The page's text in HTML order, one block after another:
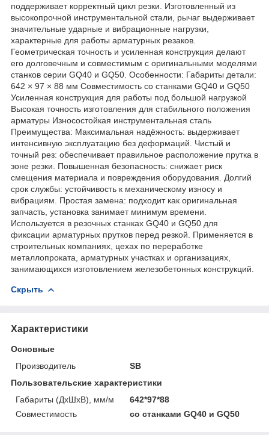
поддерживает корректный цикл резки. Изготовленный из
высокопрочной инструментальной стали, рычаг выдерживает
значительные ударные и вибрационные нагрузки,
характерные для работы арматурных резаков.
Геометрическая точность и усиленная конструкция делают
его долговечным и совместимым с оригинальными моделями
станков серии GQ40 и GQ50. Особенности: Габариты детали:
642 × 97 × 88 мм Совместимость со станками GQ40 и GQ50
Усиленная конструкция для работы под большой нагрузкой
Высокая точность изготовления для стабильного положения
арматуры Износостойкая инструментальная сталь
Преимущества: Максимальная надёжность: выдерживает
интенсивную эксплуатацию без деформаций. Чистый и
точный рез: обеспечивает правильное расположение прутка в
зоне резки. Повышенная безопасность: снижает риск
смещения материала и повреждения оборудования. Долгий
срок службы: устойчивость к механическому износу и
вибрациям. Простая замена: подходит как оригинальная
запчасть, установка занимает минимум времени.
Используется в резочных станках GQ40 и GQ50 для
фиксации арматурных прутков перед резкой. Применяется в
строительных компаниях, цехах по переработке
металлопроката, арматурных участках и организациях,
занимающихся изготовлением железобетонных конструкций.
Скрыть
Характеристики
Основные
Производитель
SB
Пользовательские характеристики
Габариты (ДхШхВ), мм/м
642*97*88
Совместимость
со станками GQ40 и GQ50